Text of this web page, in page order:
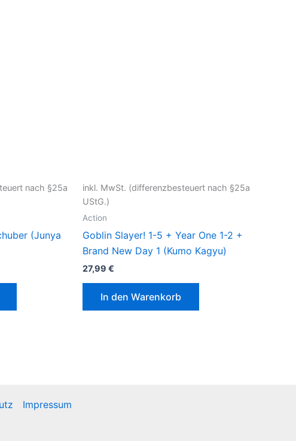
nach §25a
(Junya
inkl. MwSt. (differenzbesteuert nach §25a
UStG.)
Action
Goblin Slayer! 1-5 + Year One 1-2 +
Brand New Day 1 (Kumo Kagyu)
27,99 €
In den Warenkorb
Impressum